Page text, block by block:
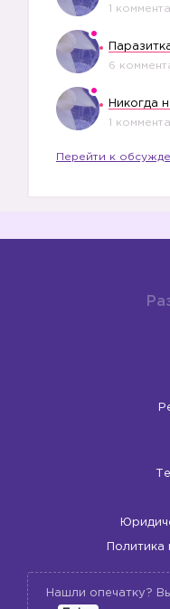
1
6
1
Перейти к
Нашли опечатку?